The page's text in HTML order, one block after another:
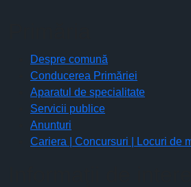
Despre comună
Conducerea Primăriei
Aparatul de specialitate
Servicii publice
Anunturi
Cariera | Concursuri | Locuri de